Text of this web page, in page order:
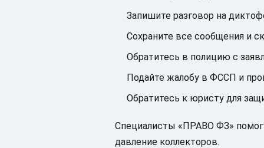
Запишите разговор на
Сохраните все сообщения и
Обратитесь в полицию с
Подайте жалобу в ФССП и
Обратитесь к юристу для
Специалисты «ПРАВО ФЗ»
давление коллекторов.